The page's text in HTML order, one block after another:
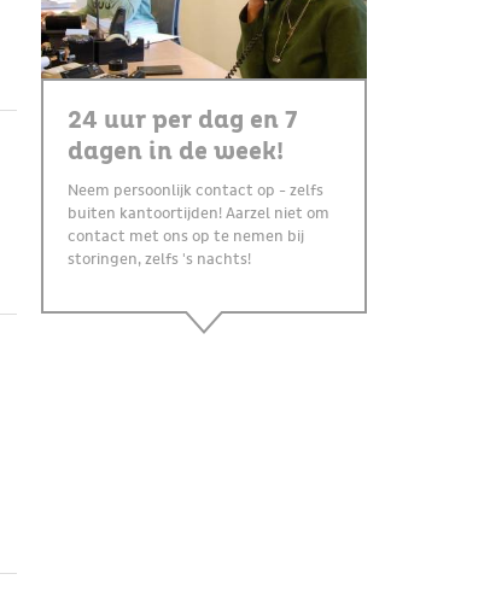
24 uur per dag en 7
dagen in de week!
Neem persoonlijk contact op - zelfs
buiten kantoortijden! Aarzel niet om
contact met ons op te nemen bij
storingen, zelfs 's nachts!